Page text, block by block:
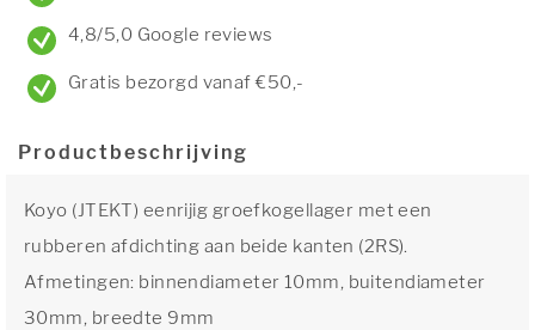
4,8/5,0 Google reviews
Gratis bezorgd vanaf €50,-
Productbeschrijving
Koyo (JTEKT) eenrijig groefkogellager met een
rubberen afdichting aan beide kanten (2RS).
Afmetingen: binnendiameter 10mm, buitendiameter
30mm, breedte 9mm